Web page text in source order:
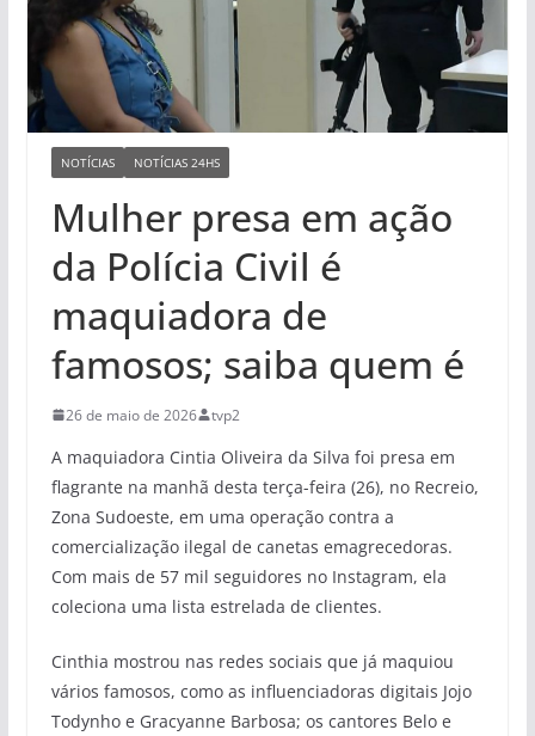
NOTÍCIAS NOTÍCIAS 24HS
Mulher presa em ação
da Polícia Civil é
maquiadora de
famosos; saiba quem é
26 de maio de 2026 tvp2
A maquiadora Cintia Oliveira da Silva foi presa em
flagrante na manhã desta terça-feira (26), no Recreio,
Zona Sudoeste, em uma operação contra a
comercialização ilegal de canetas emagrecedoras.
Com mais de 57 mil seguidores no Instagram, ela
coleciona uma lista estrelada de clientes.
Cinthia mostrou nas redes sociais que já maquiou
vários famosos, como as influenciadoras digitais Jojo
Todynho e Gracyanne Barbosa; os cantores Belo e